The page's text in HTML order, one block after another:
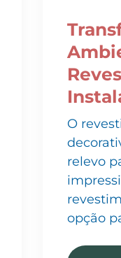
O
relevo
opção
Ler